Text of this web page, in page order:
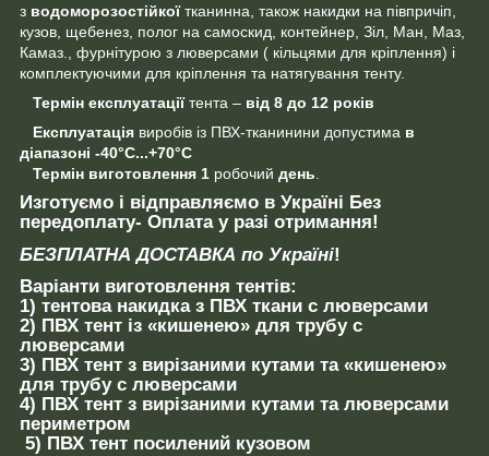
з водоморозостійкоїтканинна, також накидки на півпричіп,
кузов, щебенез, полог на самоскид, контейнер, Зіл, Ман, Маз,
Камаз., фурнітурою з люверсами ( кільцями для кріплення) і
комплектуючими для кріплення та натягування тенту.
Термін експлуатаціїтента – від 8 до 12 років
Експлуатація виробів із ПВХ-тканинини допустима в
діапазоні -40°C...+70°C
Термін виготовлення 1 робочий день
Изготуємо і відправляємо в Україні Без
передоплату- Оплата у разі отримання!
БЕЗПЛАТНА ДОСТАВКА по Україні!
Варіанти виготовлення тентів:
1) тентова накидка з ПВХ ткани с люверсами
2) ПВХ тент із «кишенею» для трубу с
люверсами
3) ПВХ тент з вирізаними кутами та «кишенею»
для трубу с люверсами
4) ПВХ тент з вирізаними кутами та люверсами
периметром
5) ПВХ тент посилений кузовом